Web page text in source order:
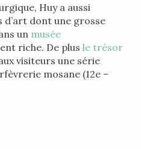
Huy a aussi
d’art dont une grosse
un musée
riche. De plus le trésor
visiteurs une série
mosane (12e –